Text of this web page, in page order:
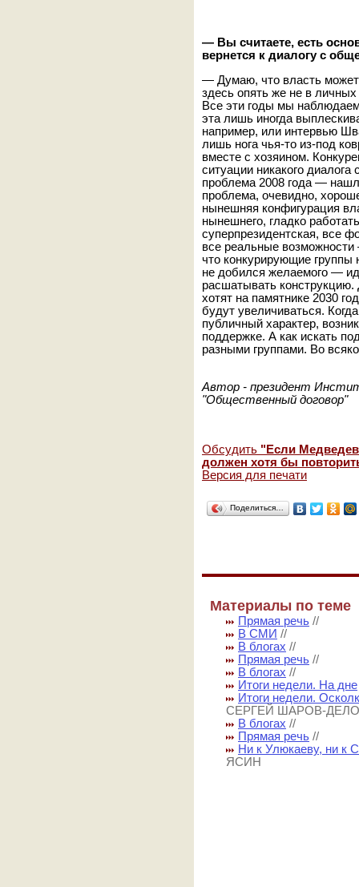
— Вы считаете, есть
вернется к диалогу с
— Думаю, что власть может
здесь опять же не в
Все эти годы мы
эта лишь иногда
например, или интервью
лишь нога чья-то из-под
вместе с хозяином.
ситуации никакого
проблема 2008 года —
проблема, очевидно,
нынешняя конфигурация
нынешнего, гладко
суперпрезидентская, все
все реальные
что конкурирующие группы
не добился желаемого —
расшатывать
хотят на памятнике 2030
будут увеличиваться.
публичный характер,
поддержке. А как искать
разными группами. Во
Автор - президент
"Общественный договор"
Обсудить "Если Медведев
должен хотя бы
Версия для печати
Поделиться…
Материалы по теме
Прямая речь //
В СМИ //
В блогах //
Прямая речь //
В блогах //
Итоги недели. На дне
Итоги недели.
СЕРГЕЙ ШАРОВ-
В блогах //
Прямая речь //
Ни к Улюкаеву, ни к
ЯСИН